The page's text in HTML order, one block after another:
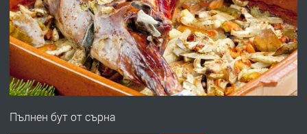
преди 1 година
ПРЕДЛАГА
Първи поход "По стъпките на Ангел
Пълнен бут от сърна